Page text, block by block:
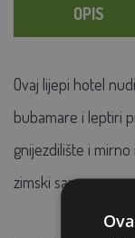
OPIS
Ovaj lijepi hotel
bubamare i leptiri
gnijezdilište i
zimski san.